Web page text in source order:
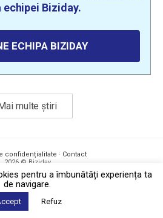
Biziday.
ECHIPA BIZIDAY
multe știri
confidențialitate · Contact
2026 © Biziday
pentru a îmbunătăți experiența ta
de navigare.
Refuz